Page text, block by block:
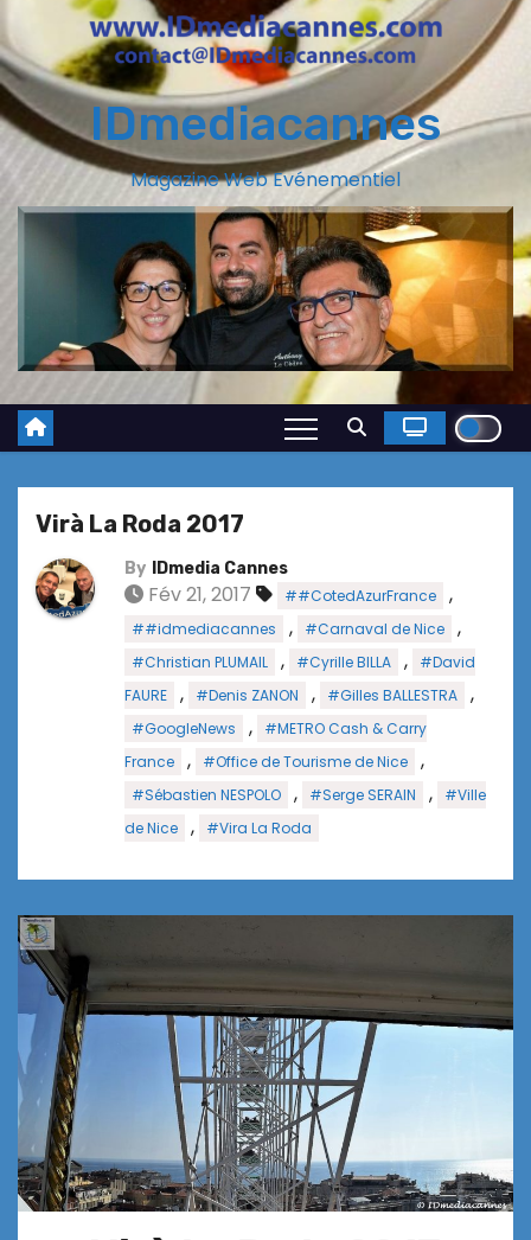
IDmediacannes
Magazine Web Evénementiel
Virà La Roda 2017
By IDmedia Cannes
Fév 21, 2017 ##CotedAzurFrance ,
##idmediacannes , #Carnaval de Nice ,
#Christian PLUMAIL , #Cyrille BILLA ,
#David
FAURE
, #Denis ZANON , #Gilles BALLESTRA ,
#GoogleNews ,
#METRO Cash & Carry
France
, #Office de Tourisme de Nice ,
#Sébastien NESPOLO , #Serge SERAIN ,
#Ville
de Nice
, #Vira La Roda